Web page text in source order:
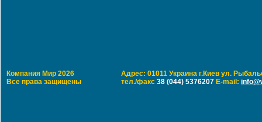
Компания Мир 2026
Все права защищены
Адрес: 01011 Украина г.Киев ул.
тел./факс 38 (044) 5376207 E-mail: